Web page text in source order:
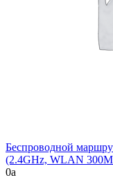
Беспроводной
(2.4GHz, WLAN
0a